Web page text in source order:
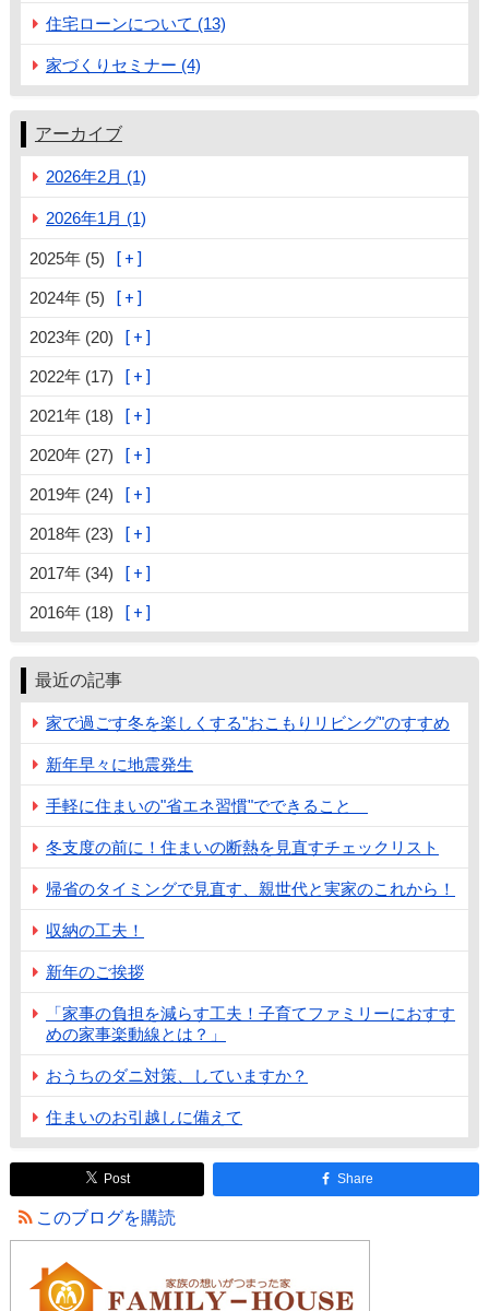
住宅ローンについて (13)
家づくりセミナー (4)
アーカイブ
2026年2月 (1)
2026年1月 (1)
2025年 (5)
2024年 (5)
2023年 (20)
2022年 (17)
2021年 (18)
2020年 (27)
2019年 (24)
2018年 (23)
2017年 (34)
2016年 (18)
最近の記事
家で過ごす冬を楽しくする"おこもりリビング"のすすめ
新年早々に地震発生
手軽に住まいの"省エネ習慣"でできること
冬支度の前に！住まいの断熱を見直すチェックリスト
帰省のタイミングで見直す、親世代と実家のこれから！
収納の工夫！
新年のご挨拶
「家事の負担を減らす工夫！子育てファミリーにおすす
めの家事楽動線とは？」
おうちのダニ対策、していますか？
住まいのお引越しに備えて
Post Share
このブログを購読